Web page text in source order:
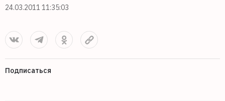
24.03.2011 11:35:03
Подписаться